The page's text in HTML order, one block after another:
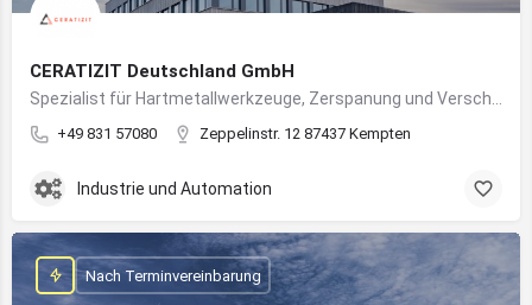
CERATIZIT Deutschland GmbH
+49 831 57080 Zeppelinstr. 12 87437 Kempten
Industrie und Automation
Nach Terminvereinbarung